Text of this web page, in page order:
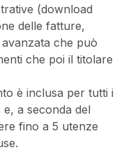
(download
delle fatture,
che può
che poi il titolare
è inclusa per tutti i
a seconda del
fino a 5 utenze